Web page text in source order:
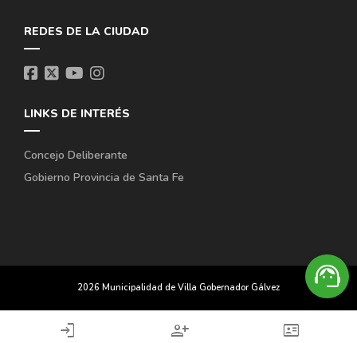
support_agent
login person_add id_card
REDES DE LA CIUDAD
LINKS DE INTERÉS
Concejo Deliberante
Gobierno Provincia de Santa Fe
2026 Municipalidad de Villa Gobernador Gálvez